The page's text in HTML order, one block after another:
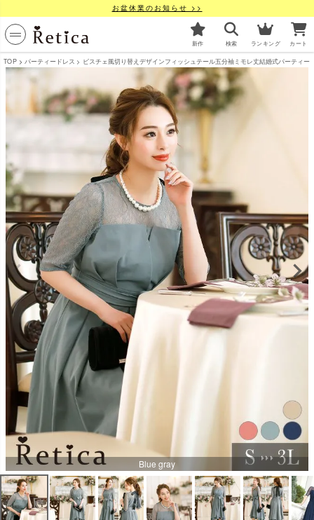
お盆休業のお知らせ >>
新作 検索 ランキング カート
TOP パーティードレス ビスチェ風切り替えデザインフィッシュテール五分袖ミモレ丈結婚式パーティー
Blue gray